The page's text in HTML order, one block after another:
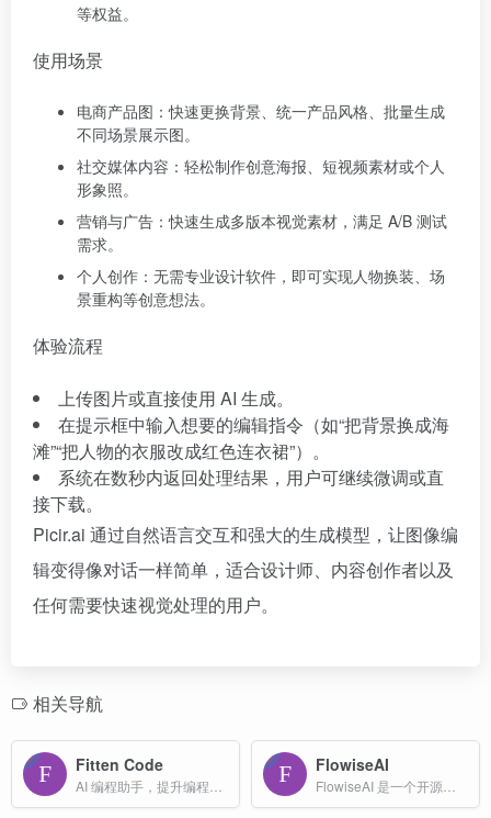
等权益。
使用场景
电商产品图：快速更换背景、统一产品风格、批量生成
不同场景展示图。
社交媒体内容：轻松制作创意海报、短视频素材或个人
形象照。
营销与广告：快速生成多版本视觉素材，满足 A/B 测试
需求。
个人创作：无需专业设计软件，即可实现人物换装、场
景重构等创意想法。
体验流程
上传图片或直接使用 AI 生成。
在提示框中输入想要的编辑指令（如“把背景换成海
滩”“把人物的衣服改成红色连衣裙”）。
系统在数秒内返回处理结果，用户可继续微调或直
接下载。
Picir.ai 通过自然语言交互和强大的生成模型，让图像编
辑变得像对话一样简单，适合设计师、内容创作者以及
任何需要快速视觉处理的用户。
相关导航
Fitten Code FlowiseAI